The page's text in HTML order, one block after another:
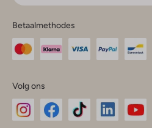
Betaalmethodes
Volg ons